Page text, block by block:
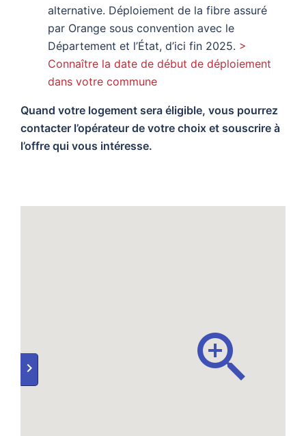
alternative. Déploiement de la fibre assuré
par Orange sous convention avec le
Département et l’État, d’ici fin 2025. >
Connaître la date de début de déploiement
dans votre commune
Quand votre logement sera éligible, vous pourrez
contacter l’opérateur de votre choix et souscrire à
l’offre qui vous intéresse.